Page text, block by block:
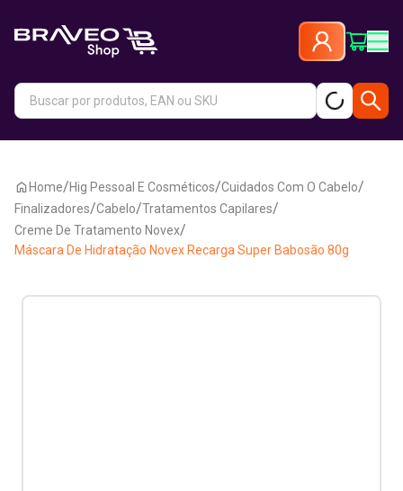
Home/Hig Pessoal E Cosméticos/Cuidados Com O Cabelo/
Finalizadores/Cabelo/Tratamentos Capilares/
Creme De Tratamento Novex/
Máscara De Hidratação Novex Recarga Super Babosão 80g